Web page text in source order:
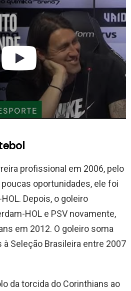
profissional em 2006, pelo
oportunidades, ele foi
Depois, o goleiro
HOL e PSV novamente,
em 2012. O goleiro soma
Seleção Brasileira entre 2007
da torcida do Corinthians ao